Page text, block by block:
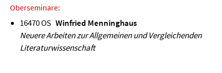
Oberseminare:
16470 OS Winfried Menninghaus
Neuere Arbeiten zur Allgemeinen und Vergleichenden
Literaturwissenschaft